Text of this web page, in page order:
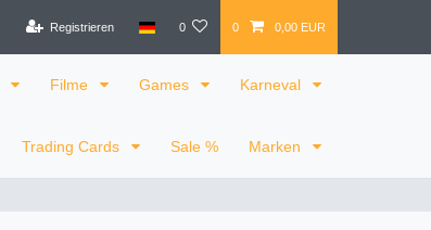
Registrieren 0 0 0,00 EUR
Filme Games Karneval
Trading Cards Sale % Marken